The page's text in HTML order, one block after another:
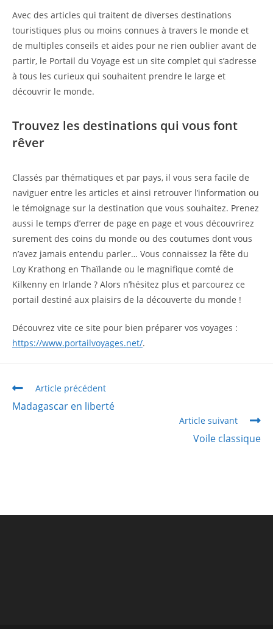
Avec des articles qui traitent de diverses destinations
touristiques plus ou moins connues à travers le monde et
de multiples conseils et aides pour ne rien oublier avant de
partir, le Portail du Voyage est un site complet qui s’adresse
à tous les curieux qui souhaitent prendre le large et
découvrir le monde.
Trouvez les destinations qui vous font
rêver
Classés par thématiques et par pays, il vous sera facile de
naviguer entre les articles et ainsi retrouver l’information ou
le témoignage sur la destination que vous souhaitez. Prenez
aussi le temps d’errer de page en page et vous découvrirez
surement des coins du monde ou des coutumes dont vous
n’avez jamais entendu parler… Vous connaissez la fête du
Loy Krathong en Thaïlande ou le magnifique comté de
Kilkenny en Irlande ? Alors n’hésitez plus et parcourez ce
portail destiné aux plaisirs de la découverte du monde !
Découvrez vite ce site pour bien préparer vos voyages :
https://www.portailvoyages.net/.
Article précédent
Madagascar en liberté
Article suivant
Voile classique